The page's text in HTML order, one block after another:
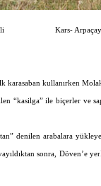
Kars- Arpaçay’da
karasaban kullanırken
“kasilga” ile biçerler ve
denilen arabalara
sonra, Döven’e